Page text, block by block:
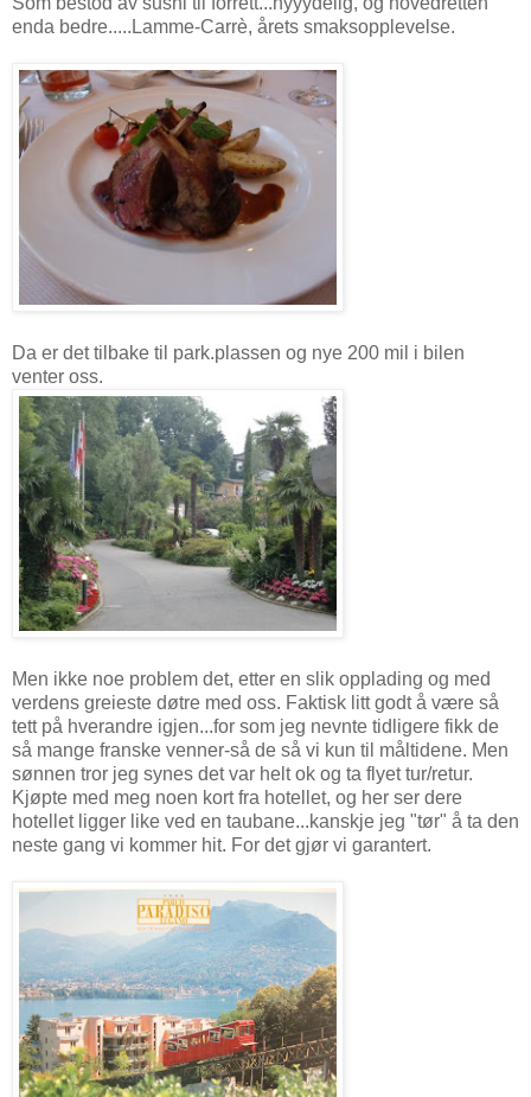
enda bedre.....Lamme-Carrè, årets smaksopplevelse.
Da er det tilbake til park.plassen og nye 200 mil i bilen
venter oss.
Men ikke noe problem det, etter en slik opplading og med
verdens greieste døtre med oss. Faktisk litt godt å være så
tett på hverandre igjen...for som jeg nevnte tidligere fikk de
så mange franske venner-så de så vi kun til måltidene. Men
sønnen tror jeg synes det var helt ok og ta flyet tur/retur.
Kjøpte med meg noen kort fra hotellet, og her ser dere
hotellet ligger like ved en taubane...kanskje jeg "tør" å ta den
neste gang vi kommer hit. For det gjør vi garantert.